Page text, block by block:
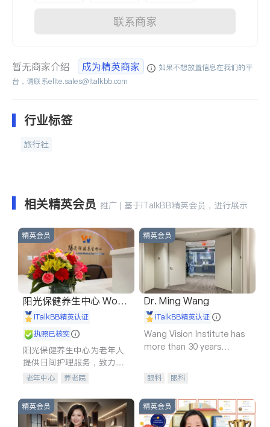
联系商家
暂无商家介绍 成为精英商家
如果不想放置信息在我们的平
台，请联系elite.sales@italkbb.com
行业标签
旅行社
相关精英会员 推广 | 基于iTalkBB精英会员，进行展示
精英会员
阳光保健养生中心 World
shine
iTalkBB精英认证
执照已核实
阳光保健养生中心为老年人
提供日间护理服务，致力于
通过持续的护理创新来有效
老年中心 养老院
精英会员
Dr. Ming Wang
iTalkBB精英认证
Wang Vision Institute has
more than 30 years
眼科 眼科
精英会员 精英会员